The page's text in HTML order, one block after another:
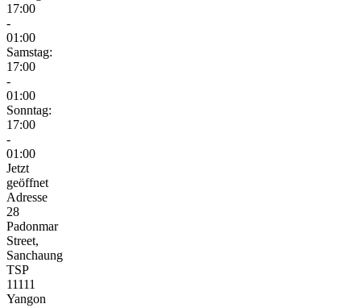
17:00
-
01:00
Samstag:
17:00
-
01:00
Sonntag:
17:00
-
01:00
Jetzt
geöffnet
Adresse
28
Padonmar
Street,
Sanchaung
TSP
11111
Yangon